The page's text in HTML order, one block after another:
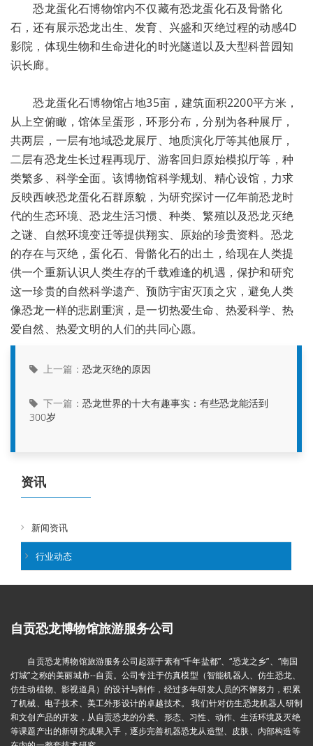
恐龙蛋化石博物馆内不仅藏有恐龙蛋化石及骨骼化
石，还有展示恐龙出生、发育、兴盛和灭绝过程的动感4D
影院，体现生物和生命进化的时光隧道以及大型科普园知
识长廊。
恐龙蛋化石博物馆占地35亩，建筑面积2200平方米，
从上空俯瞰，馆体呈蛋形，环形分布，分别为各种展厅，
共两层，一层有地域恐龙展厅、地质演化厅等其他展厅，
二层有恐龙生长过程再现厅、游客回归原始模拟厅等，种
类繁多、科学全面。该博物馆科学规划、精心设馆，力求
反映西峡恐龙蛋化石群原貌，为研究探讨一亿年前恐龙时
代的生态环境、恐龙生活习惯、种类、繁殖以及恐龙灭绝
之谜、自然环境变迁等提供翔实、原始的珍贵资料。恐龙
的存在与灭绝，蛋化石、骨骼化石的出土，给现在人类提
供一个重新认识人类生存的千载难逢的机遇，保护和研究
这一珍贵的自然科学遗产、预防宇宙灭顶之灾，避免人类
像恐龙一样的悲剧重演，是一切热爱生命、热爱科学、热
爱自然、热爱文明的人们的共同心愿。
上一篇： 恐龙灭绝的原因
下一篇： 恐龙世界的十大有趣事实：有些恐龙能活到
300岁
资讯
新闻资讯
行业动态
自贡恐龙博物馆旅游服务公司
自贡恐龙博物馆旅游服务公司起源于素有“千年盐都”、“恐龙之乡”、“南国
灯城”之称的美丽城市--自贡。公司专注于仿真模型（智能机器人、仿生恐龙、
仿生动植物、影视道具）的设计与制作，经过多年研发人员的不懈努力，积累
了机械、电子技术、美工外形设计的卓越技术。 我们针对仿生恐龙机器人研制
和文创产品的开发，从自贡恐龙的分类、形态、习性、动作、生活环境及灭绝
等课题产出的新研究成果入手，逐步完善机器恐龙从造型、皮肤、内部构造等